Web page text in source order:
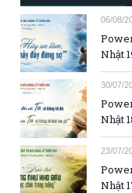
06/08/
Nhật
30/07/
Nhật
23/07/
Nhật